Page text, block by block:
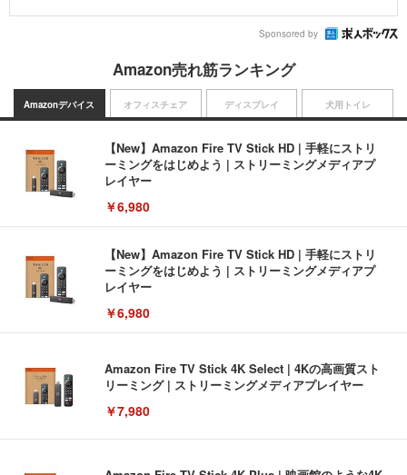
Sponsored by
Amazon売れ筋ランキング
Amazonデバイス
【New】Amazon Fire TV Stick HD | 手軽にストリ
ーミングをはじめよう | ストリーミングメディアプ
レイヤー
￥6,980
【New】Amazon Fire TV Stick HD | 手軽にストリ
ーミングをはじめよう | ストリーミングメディアプ
レイヤー
￥6,980
Amazon Fire TV Stick 4K Select | 4Kの高画質スト
リーミング | ストリーミングメディアプレイヤー
￥7,980
オフィスチェア ディスプレイ 犬用トイレ